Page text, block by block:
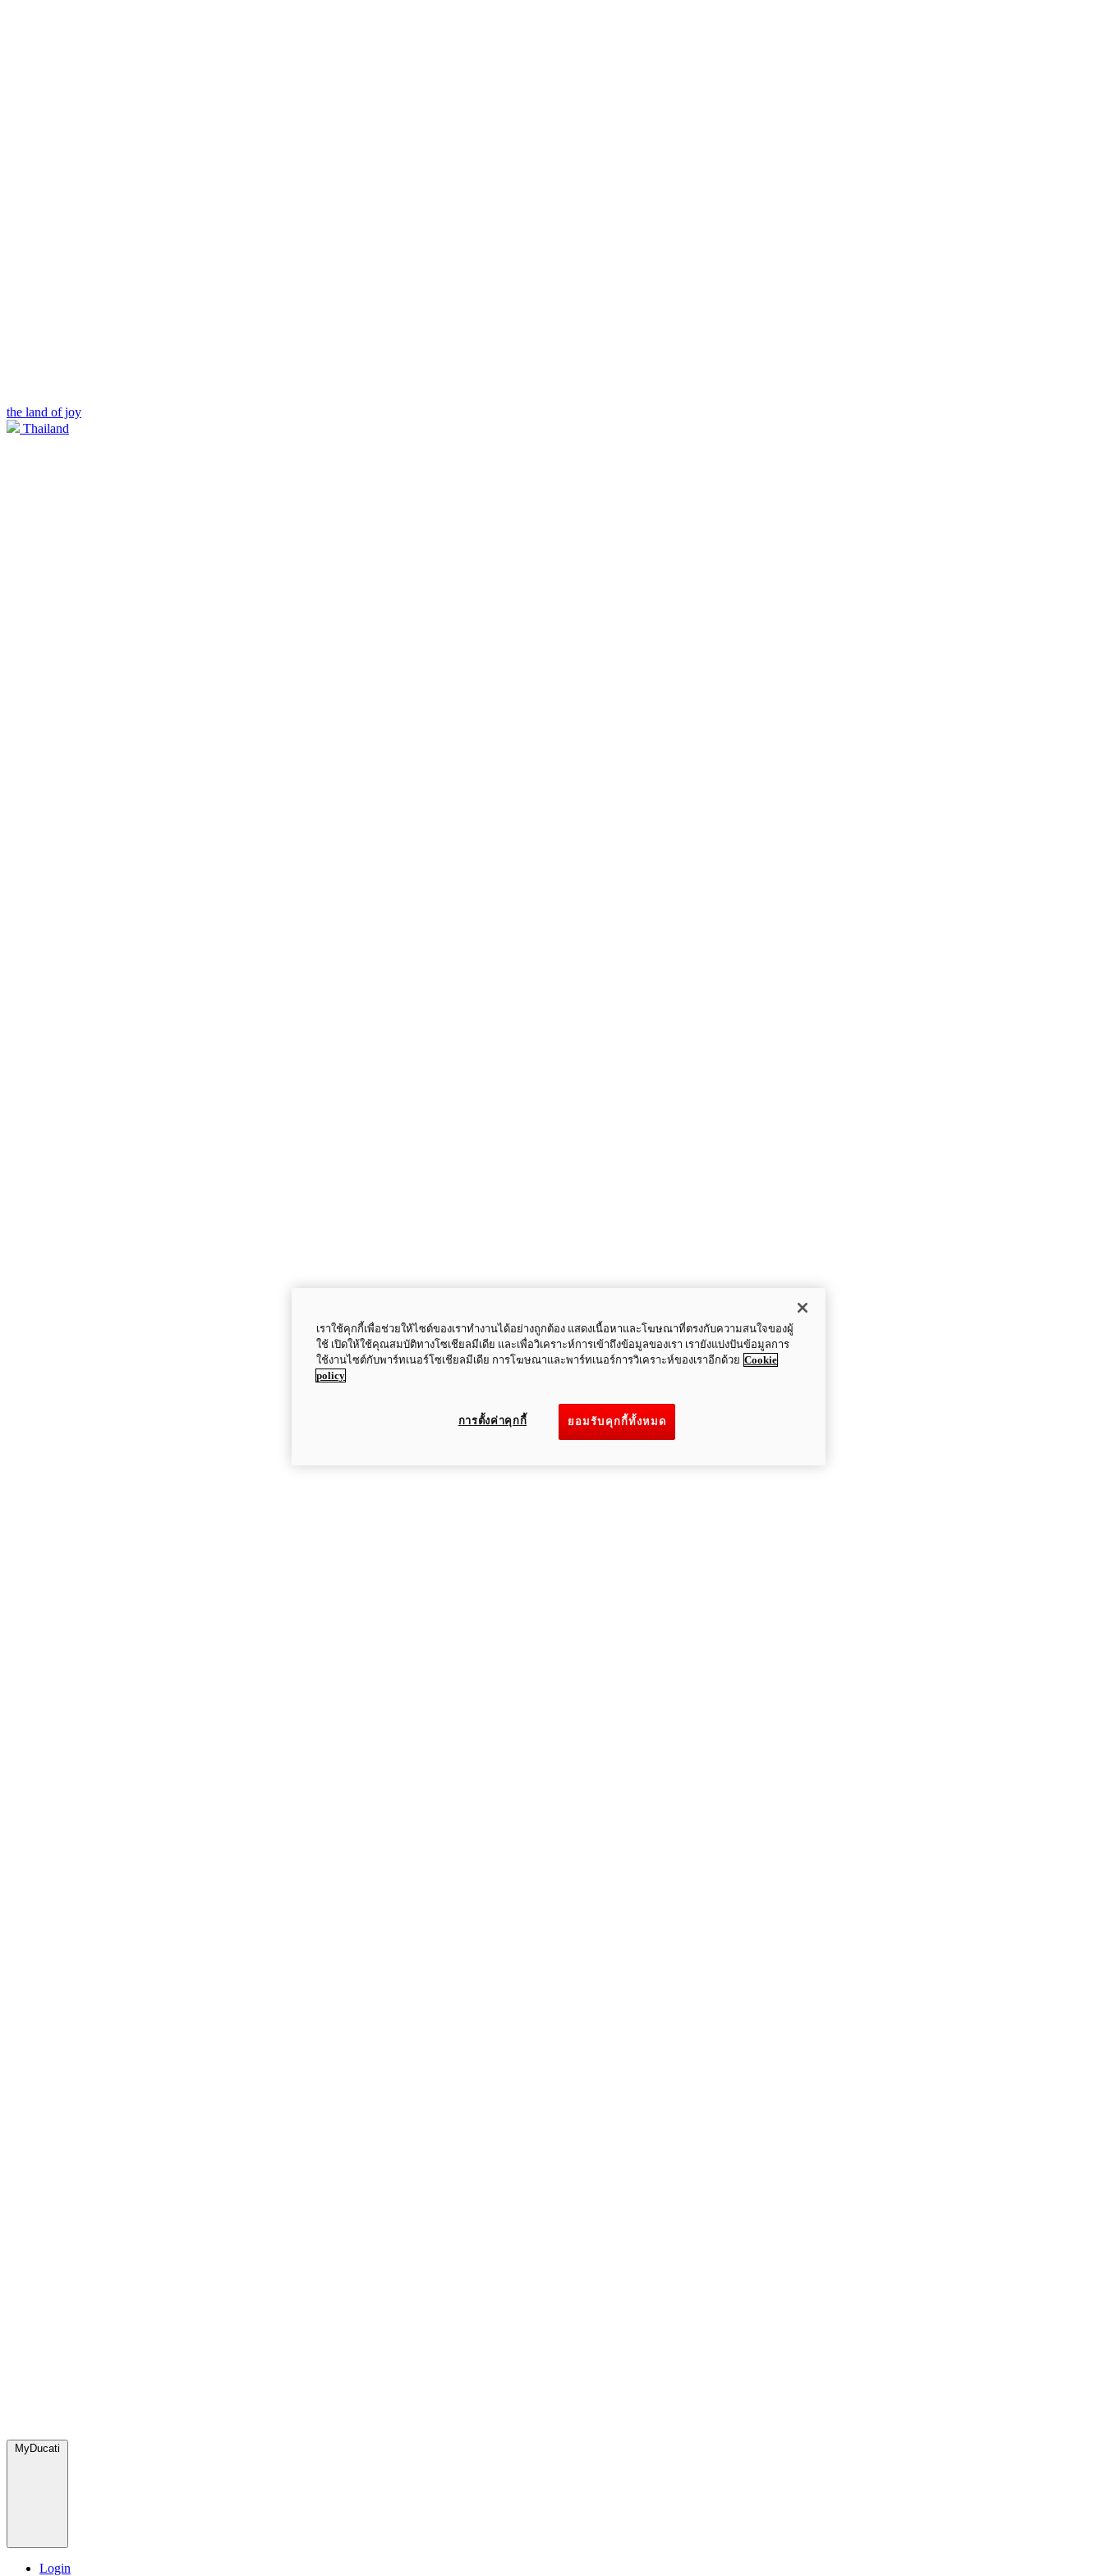
the land of joy
Thailand
MyDucati
Login
เราใช้คุกกี้เพื่อช่วยให้ไซต์ของเราทำงานได้อย่างถูกต้อง แสดงเนื้อหาและโฆษณาที่ตรงกับความสนใจของผู้
ใช้ เปิดให้ใช้คุณสมบัติทางโซเชียลมีเดีย และเพื่อวิเคราะห์การเข้าถึงข้อมูลของเรา เรายังแบ่งปันข้อมูลการ
ใช้งานไซต์กับพาร์ทเนอร์โซเชียลมีเดีย การโฆษณาและพาร์ทเนอร์การวิเคราะห์ของเราอีกด้วย Cookie
policy
ยอมรับคุกกี้ทั้งหมด
การตั้งค่าคุกกี้